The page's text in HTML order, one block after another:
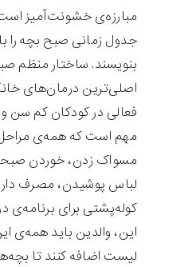
مبارزه‌ی خشونت‌آمیز
جدول زمانی صبح بچه را
بنویسند. ساختار منظم
اصلی‌ترین درمان‌های
فعالی در کودکان کم سن
مهم است که همه‌ی مراحل
مسواک زدن، خوردن
لباس پوشیدن، مصرف
کوله‌پشتی برای برنامه‌ی
این، والدین باید همه‌ی
لیست اضافه کنند تا